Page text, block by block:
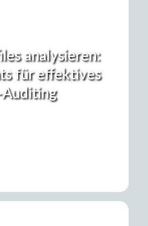
analysieren:
für effektives
Auditing